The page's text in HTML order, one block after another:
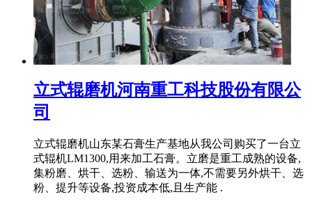
立式辊磨机河南重工科技股份有限公
司
立式辊磨机山东某石膏生产基地从我公司购买了一台立
式辊机LM1300,用来加工石膏。立磨是重工成熟的设备,
集粉磨、烘干、选粉、输送为一体,不需要另外烘干、选
粉、提升等设备,投资成本低,且生产能 .